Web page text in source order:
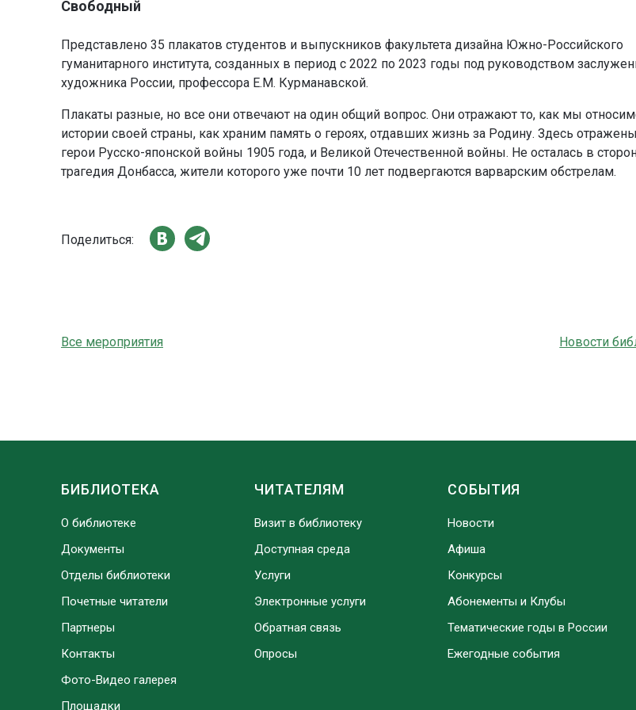
Свободный
Представлено 35 плакатов студентов и выпускников факультета дизайна Южно-Российского
гуманитарного института, созданных в период с 2022 по 2023 годы под руководством
художника России, профессора Е.М. Курманавской.
Плакаты разные, но все они отвечают на один общий вопрос. Они отражают то, как мы
истории своей страны, как храним память о героях, отдавших жизнь за Родину. Здесь
герои Русско-японской войны 1905 года, и Великой Отечественной войны. Не осталась в
трагедия Донбасса, жители которого уже почти 10 лет подвергаются варварским обстрелам.
Поделиться:
Все мероприятия Новости
БИБЛИОТЕКА
О библиотеке
Документы
Отделы библиотеки
Почетные читатели
Партнеры
Контакты
Фото-Видео галерея
Площадки
ЧИТАТЕЛЯМ
Визит в библиотеку
Доступная среда
Услуги
Электронные услуги
Обратная связь
Опросы
СОБЫТИЯ
Новости
Афиша
Конкурсы
Абонементы и Клубы
Тематические годы в России
Ежегодные события